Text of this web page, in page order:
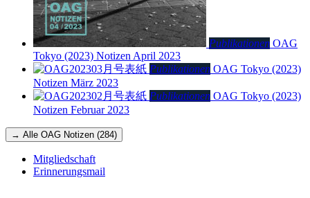
Publikationen OAG
Tokyo (2023) Notizen April 2023
Publikationen OAG Tokyo (2023)
Notizen März 2023
Publikationen OAG Tokyo (2023)
Notizen Februar 2023
→ Alle OAG Notizen (284)
Mitgliedschaft
Erinnerungsmail